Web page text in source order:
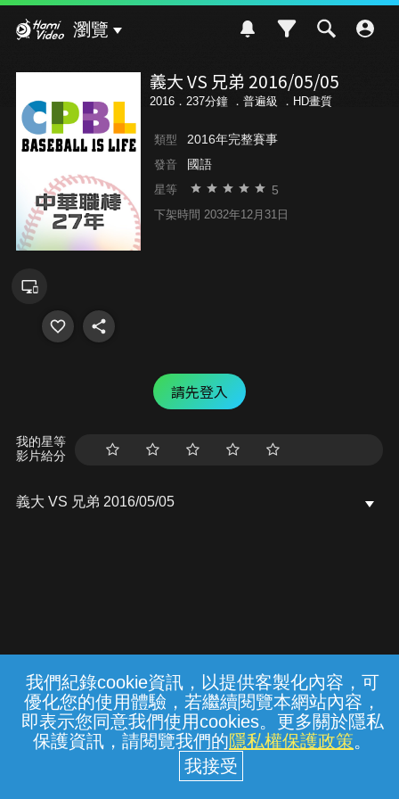
我們紀錄cookie資訊，以提供客製化內容，可
優化您的使用體驗，若繼續閱覽本網站內容，
即表示您同意我們使用cookies。更多關於隱私
保護資訊，請閱覽我們的隱私權保護政策。
瀏覽
義大 VS 兄弟 2016/05/05
2016．237分鐘 ． 普遍級 ．HD畫質
類型 2016年完整賽事
發音 國語
星等 5
下架時間 2032年12月31日
請先登入
我的星等
影片給分
義大 VS 兄弟 2016/05/05
常見問題 線上客服 服務條款 隱私權保護
中華電信股份有限公司個人家庭分公司
(統一編號：96979949) © 2026
{{notifyMsg}}